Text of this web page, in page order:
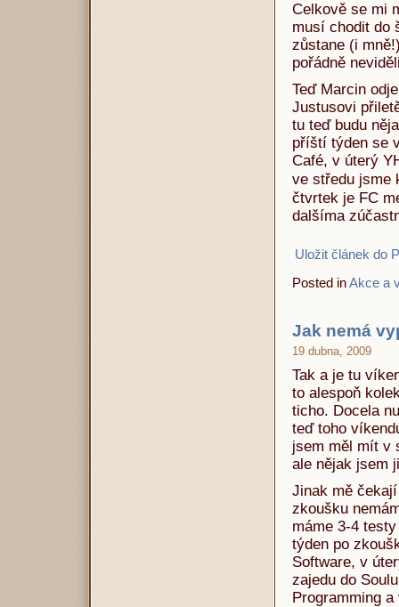
Celkově se mi
musí chodit do
zůstane (i
pořádně
Teď Marcin
Justusovi
tu teď budu
příští týden se
Café, v úterý
ve středu jsme
čtvrtek je FC
dalšíma
Uložit článek do
Posted inAkce a
Jak nemá
19 dubna, 2009
Tak a je tu
to alespoň
ticho. Docela
teď toho
jsem měl mít v
ale nějak jsem
Jinak mě
zkoušku
máme 3-4
týden po
Software, v
zajedu do
Programming